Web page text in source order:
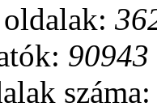
90943